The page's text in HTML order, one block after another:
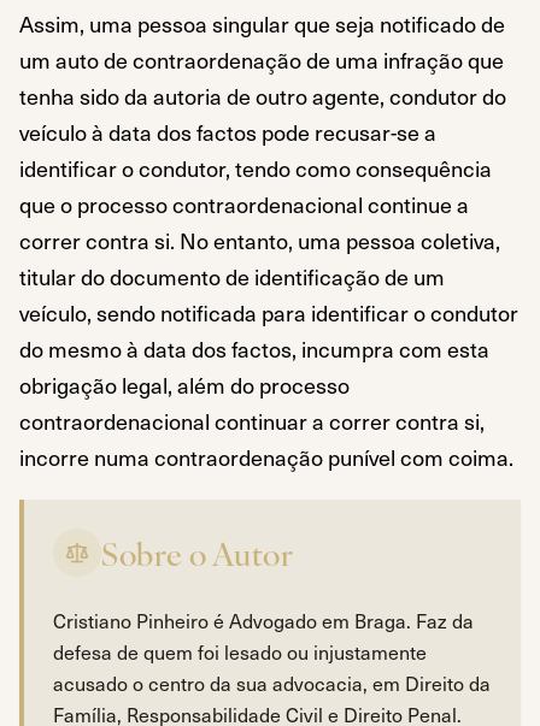
Assim, uma pessoa singular que seja notificado de
um auto de contraordenação de uma infração que
tenha sido da autoria de outro agente, condutor do
veículo à data dos factos pode recusar-se a
identificar o condutor, tendo como consequência
que o processo contraordenacional continue a
correr contra si. No entanto, uma pessoa coletiva,
titular do documento de identificação de um
veículo, sendo notificada para identificar o condutor
do mesmo à data dos factos, incumpra com esta
obrigação legal, além do processo
contraordenacional continuar a correr contra si,
incorre numa contraordenação punível com coima.
Sobre o Autor
Cristiano Pinheiro é Advogado em Braga. Faz da
defesa de quem foi lesado ou injustamente
acusado o centro da sua advocacia, em Direito da
Família, Responsabilidade Civil e Direito Penal.